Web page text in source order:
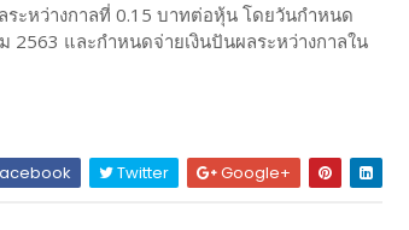
ะหว่างกาลที่ 0.15 บาทต่อหุ้น โดยวันกำหนด
และกําหนดจ่ายเงินปันผลระหว่างกาลใน
Twitter Google+